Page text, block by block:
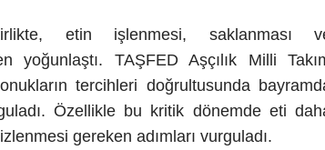
etin işlenmesi, saklanması
yoğunlaştı. TAŞFED Aşçılık Milli
tercihleri doğrultusunda
Özellikle bu kritik dönemde eti
gereken adımları vurguladı.